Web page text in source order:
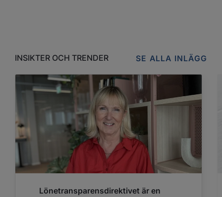
INSIKTER OCH TRENDER SE ALLA INLÄGG
Lönetransparensdirektivet är en